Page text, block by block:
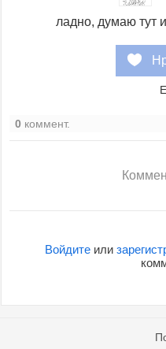
ладно, думаю тут
0 коммент.
Войдитеили